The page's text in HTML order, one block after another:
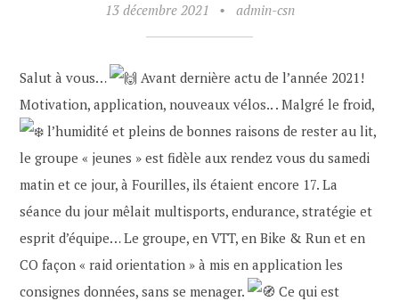
13 décembre 2021 • admin-csn
Salut à vous…
Avant dernière actu de l’année 2021!
Motivation, application, nouveaux vélos.. . Malgré le froid,
l’humidité et pleins de bonnes raisons de rester au lit,
le groupe « jeunes » est fidèle aux rendez vous du samedi
matin et ce jour, à Fourilles, ils étaient encore 17. La
séance du jour mêlait multisports, endurance, stratégie et
esprit d’équipe… Le groupe, en VTT, en Bike & Run et en
CO façon « raid orientation » à mis en application les
consignes données, sans se menager.
Ce qui est